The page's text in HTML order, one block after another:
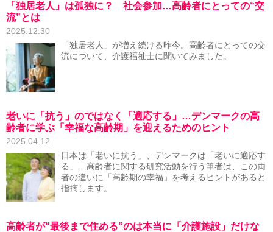
「独居老人」は孤独に？ 社会参加…高齢者にとっての“交
流”とは
2025.12.30
「独居老人」が増え続ける昨今。高齢者にとっての交
流について、介護福祉士に聞いてみました。
老いに「抗う」のではなく「適応する」…デンマークの高
齢者に学ぶ「幸福な高齢期」を迎えるためのヒント
2025.04.12
日本は「老いに抗う」、デンマークは「老いに適応す
る」…高齢者に関する研究活動を行う筆者は、この両
者の違いに「高齢期の幸福」を考えるヒントがあると
指摘します。
高齢者が“最後まで住める”のは本当に「介護施設」だけな